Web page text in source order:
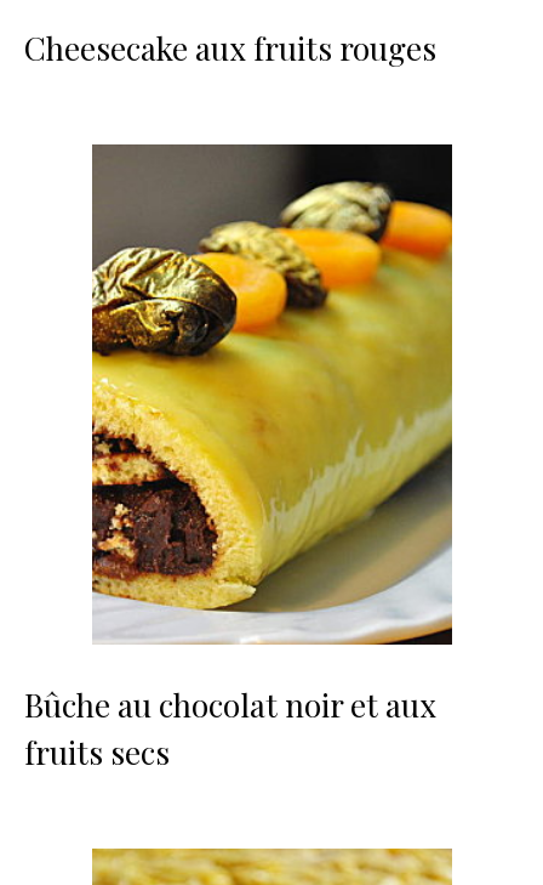
Cheesecake aux fruits rouges
Bûche au chocolat noir et aux
fruits secs